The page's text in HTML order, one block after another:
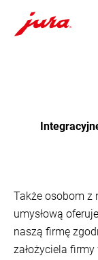
Także osobom z
umysłową
naszą firmę
założyciela